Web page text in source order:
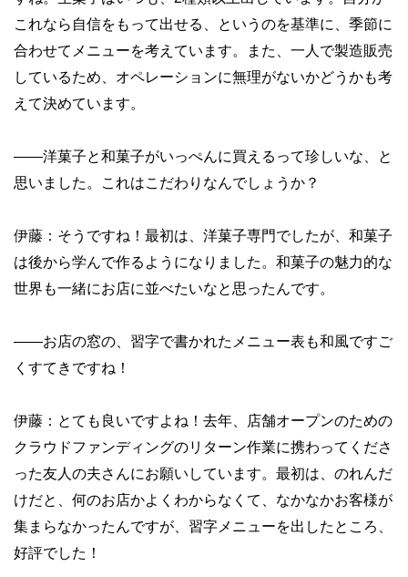
これなら自信をもって出せる、というのを基準に、季節に
合わせてメニューを考えています。また、一人で製造販売
しているため、オペレーションに無理がないかどうかも考
えて決めています。
——洋菓子と和菓子がいっぺんに買えるって珍しいな、と
思いました。これはこだわりなんでしょうか？
伊藤：そうですね！最初は、洋菓子専門でしたが、和菓子
は後から学んで作るようになりました。和菓子の魅力的な
世界も一緒にお店に並べたいなと思ったんです。
——お店の窓の、習字で書かれたメニュー表も和風ですご
くすてきですね！
伊藤：とても良いですよね！去年、店舗オープンのための
クラウドファンディングのリターン作業に携わってくださ
った友人の夫さんにお願いしています。最初は、のれんだ
けだと、何のお店かよくわからなくて、なかなかお客様が
集まらなかったんですが、習字メニューを出したところ、
好評でした！